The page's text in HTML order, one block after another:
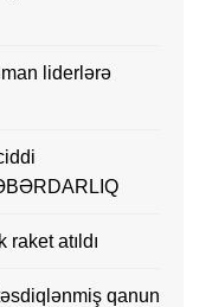
liderlərə
atıldı
qanun